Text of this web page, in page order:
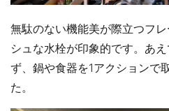
無駄のない機能美が際立つフ
シュな水栓が印象的です。あ
ず、鍋や食器を1アクションで
た。